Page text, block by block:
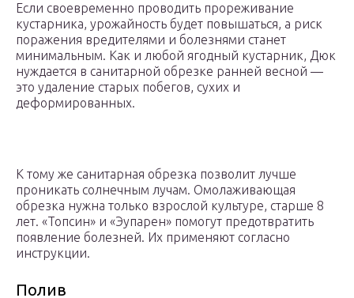
Если своевременно проводить прореживание
кустарника, урожайность будет повышаться, а риск
поражения вредителями и болезнями станет
минимальным. Как и любой ягодный кустарник, Дюк
нуждается в санитарной обрезке ранней весной —
это удаление старых побегов, сухих и
деформированных.
К тому же санитарная обрезка позволит лучше
проникать солнечным лучам. Омолаживающая
обрезка нужна только взрослой культуре, старше 8
лет. «Топсин» и «Эупарен» помогут предотвратить
появление болезней. Их применяют согласно
инструкции.
Полив